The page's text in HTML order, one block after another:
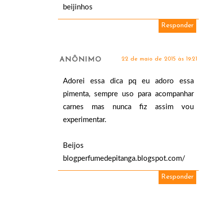
beijinhos
Responder
ANÔNIMO 22 de maio de 2015 às 19:21
Adorei essa dica pq eu adoro essa
pimenta, sempre uso para acompanhar
carnes mas nunca fiz assim vou
experimentar.
Beijos
blogperfumedepitanga.blogspot.com/
Responder